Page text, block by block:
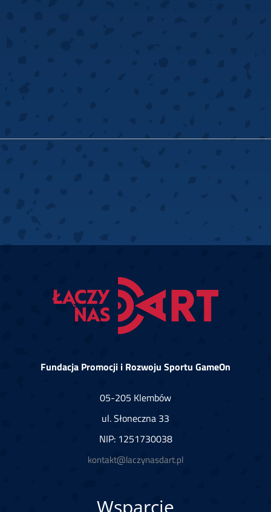
Fundacja Promocji i Rozwoju Sportu GameOn
05-205 Klembów
ul. Słoneczna 33
NIP: 1251730038
kontakt@laczynasdart.pl